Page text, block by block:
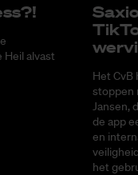
alvast
Het CvB
stoppen
Jansen,
de app
en
het